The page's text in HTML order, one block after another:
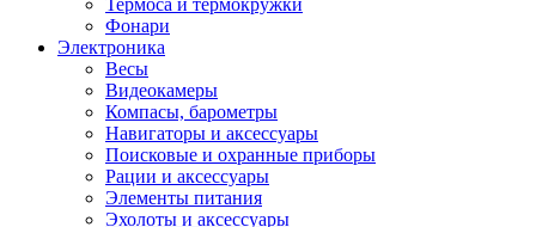
Термоса и термокружки
Фонари
Электроника
Весы
Видеокамеры
Компасы, барометры
Навигаторы и аксессуары
Поисковые и охранные приборы
Рации и аксессуары
Элементы питания
Эхолоты и аксессуары